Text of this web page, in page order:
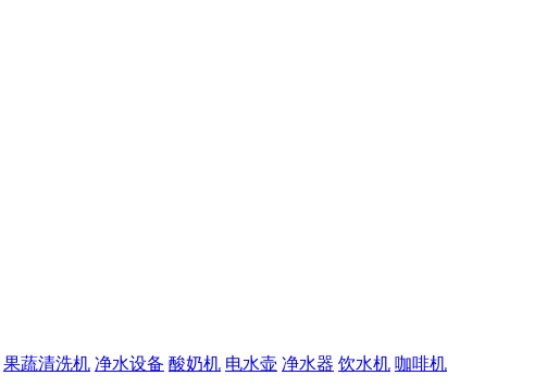
果蔬清洗机 净水设备 酸奶机 电水壶 净水器 饮水机 咖啡机